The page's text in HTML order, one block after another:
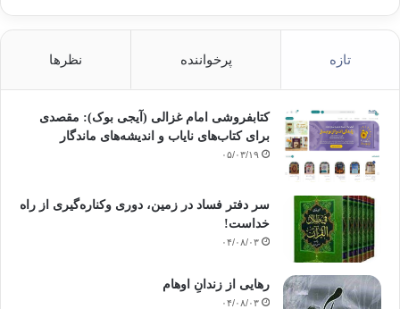
تازه پرخواننده نظرها
کتابفروشی امام غزالی (آیجی بوک): مقصدی
برای کتاب‌های نایاب و اندیشه‌های ماندگار
۰۵/۰۳/۱۹
سر دفتر فساد در زمین‌، دوری وکناره‌گیری از راه
خداست‌!
۰۴/۰۸/۰۳
رهایی از زندانِ اوهام
۰۴/۰۸/۰۳